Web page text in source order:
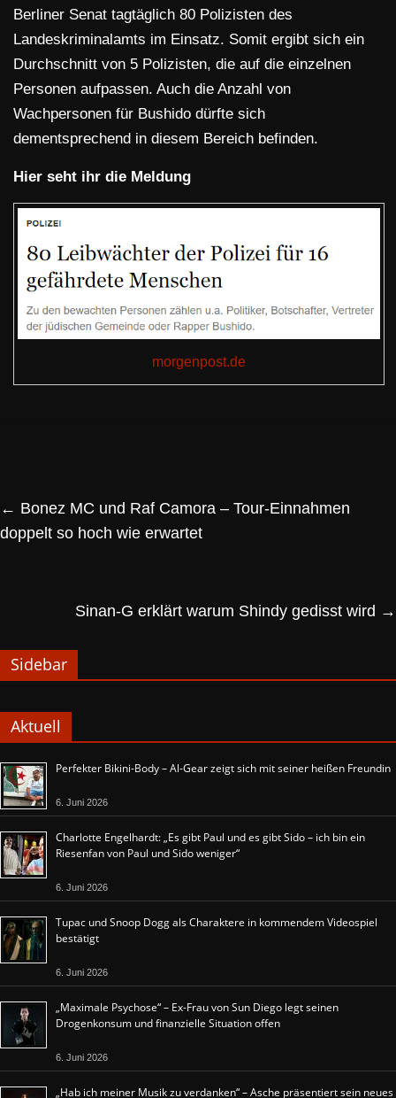
Berliner Senat tagtäglich 80 Polizisten des
Landeskriminalamts im Einsatz. Somit ergibt sich ein
Durchschnitt von 5 Polizisten, die auf die einzelnen
Personen aufpassen. Auch die Anzahl von
Wachpersonen für Bushido dürfte sich
dementsprechend in diesem Bereich befinden.
Hier seht ihr die Meldung
morgenpost.de
← Bonez MC und Raf Camora – Tour-Einnahmen
doppelt so hoch wie erwartet
Sinan-G erklärt warum Shindy gedisst wird →
Sidebar
Aktuell
Perfekter Bikini-Body – Al-Gear zeigt sich mit seiner heißen Freundin
6. Juni 2026
Charlotte Engelhardt: „Es gibt Paul und es gibt Sido – ich bin ein
Riesenfan von Paul und Sido weniger“
6. Juni 2026
Tupac und Snoop Dogg als Charaktere in kommendem Videospiel
bestätigt
6. Juni 2026
„Maximale Psychose“ – Ex-Frau von Sun Diego legt seinen
Drogenkonsum und finanzielle Situation offen
6. Juni 2026
„Hab ich meiner Musik zu verdanken“ – Asche präsentiert sein neues